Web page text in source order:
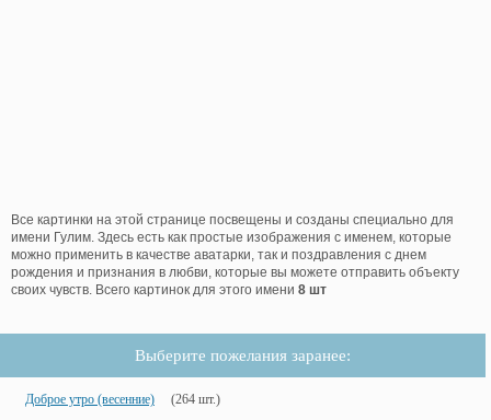
Все картинки на этой странице посвещены и созданы специально для
имени Гулим. Здесь есть как простые изображения с именем, которые
можно применить в качестве аватарки, так и поздравления с днем
рождения и признания в любви, которые вы можете отправить объекту
своих чувств. Всего картинок для этого имени 8 шт
Выберите пожелания заранее:
Доброе утро (весенние) (264 шт.)